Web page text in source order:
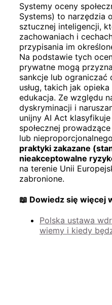
Systemy oceny
Systems) to narzędzia
sztucznej inteligencji,
zachowaniach i
przypisania im
Na podstawie tych
prywatne mogą
sankcje lub
usług, takich jak
edukacja. Ze względu
dyskryminacji i
unijny AI Act
społecznej
lub
praktyki zakazane
nieakceptowalne
na terenie Unii
zabronione.
📖 Dowiedz się więcej
Polska ustawa
wiemy i kiedy